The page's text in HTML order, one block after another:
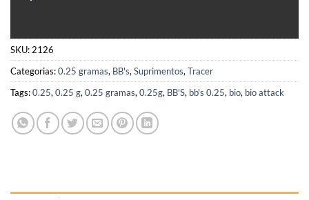
SKU:2126
Categorias:0.25 gramas, BB's,Suprimentos,Tracer
Tags:0.25,0.25 g,0.25 gramas,0.25g, BB'S, bb's 0.25, bio, bio attack